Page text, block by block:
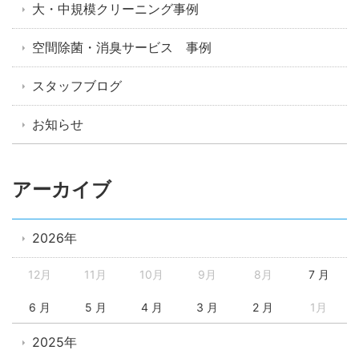
大・中規模クリーニング事例
空間除菌・消臭サービス 事例
スタッフブログ
お知らせ
アーカイブ
2026年
12月 11月 10月 9月 8月 7 月
6 月 5 月 4 月 3 月 2 月 1月
2025年